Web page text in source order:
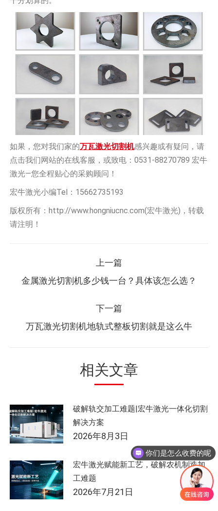
如果，您对我们家的万瓦激光切割机感兴趣或有疑问，请
点击我们网站的在线客服，或致电：0531-88270789 宏牛
激光—您全程贴心的采购顾问！
宏牛激光小编Tel：15662735193
版权所有：http://www.hongniucnc.com(宏牛激光)，转载
请注明！
章
航
上一篇
上
篇：
金属激光切割机多少钱一台？具体该怎么选？
下一篇
下
万瓦激光切割机地轨式整板切割就是这么牛
相关文章
破解轨交加工难题|宏牛激光一体化切割
解决方案
2026年8月3日
宏牛激光赋能新工艺，破解农机制造加
工难题
2026年7月21日
你们是怎么收费的呢